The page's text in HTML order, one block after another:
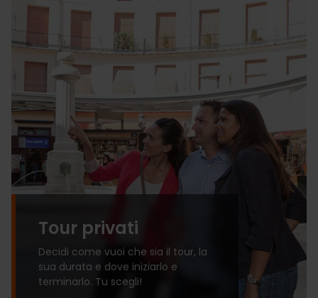
Tour privati
Decidi come vuoi che sia il tour, la
sua durata e dove iniziarlo e
terminarlo. Tu scegli!